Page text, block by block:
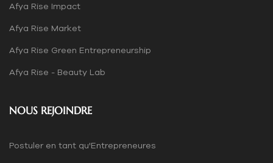
Afya Rise Impact
Afya Rise Market
Afya Rise Green Entrepreneurship
Afya Rise - Beauty Lab
NOUS REJOINDRE
Postuler en tant qu'Entrepreneures